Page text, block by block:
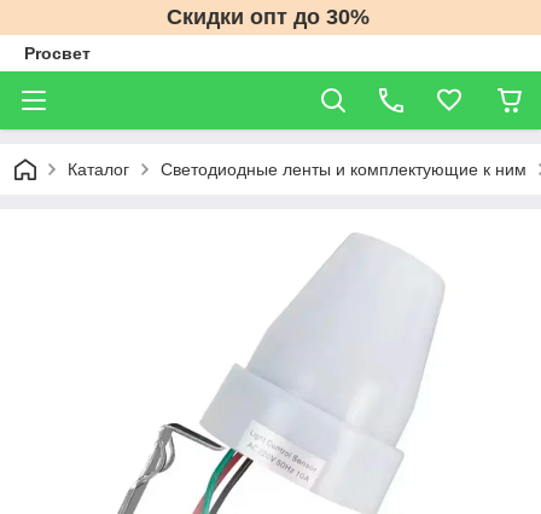
Скидки опт до 30%
Proсвет
Каталог Светодиодные ленты и комплектующие к ним